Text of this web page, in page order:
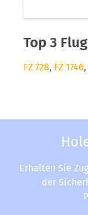
Top 3
FZ 728, FZ 1746,
Erhalten Sie
der